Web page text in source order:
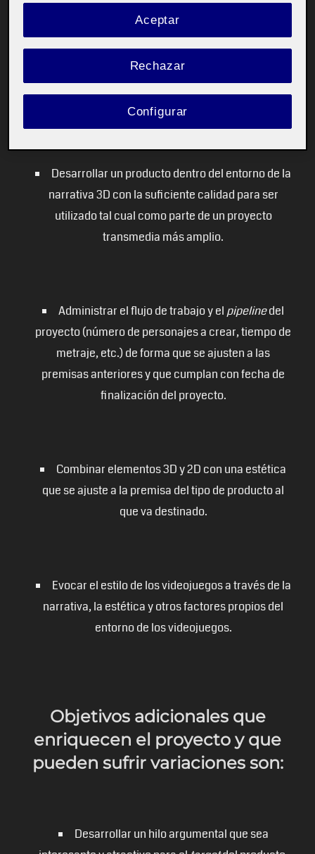
Objetivos
Los objetivos clave del proyecto
son:
Desarrollar un producto dentro del entorno de la
narrativa 3D con la suficiente calidad para ser
utilizado tal cual como parte de un proyecto
transmedia más amplio.
Administrar el flujo de trabajo y el pipelinedel
proyecto (número de personajes a crear, tiempo de
metraje, etc.) de forma que se ajusten a las
premisas anteriores y que cumplan con fecha de
finalización del proyecto.
Combinar elementos 3D y 2D con una estética
que se ajuste a la premisa del tipo de producto al
que va destinado.
Evocar el estilo de los videojuegos a través de la
narrativa, la estética y otros factores propios del
entorno de los videojuegos.
Objetivos adicionales que
enriquecen el proyecto y que
pueden sufrir variaciones son:
Desarrollar un hilo argumental que sea
Rechazar
Aceptar
Configurar